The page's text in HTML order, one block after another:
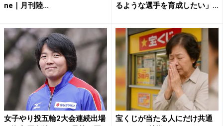
ne｜月刊陸...
るような選手を育成したい」...
女子やり投五輪2大会連続出場
宝くじが当たる人にだけ共通